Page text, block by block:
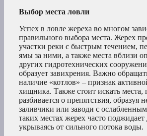
Выбор места ловли
Успех в ловле жереха во многом
правильного выбора места. Жерех
участки реки с быстрым течением,
ямы за ними, а также места вблизи
других гидротехнических
образует завихрения. Важно
наличие «котлов» – признак
хищника. Также стоит искать места,
разбивается о препятствия, образуя
заливчики или заводи с
таких местах жерех часто поджидает
укрываясь от сильного потока воды.